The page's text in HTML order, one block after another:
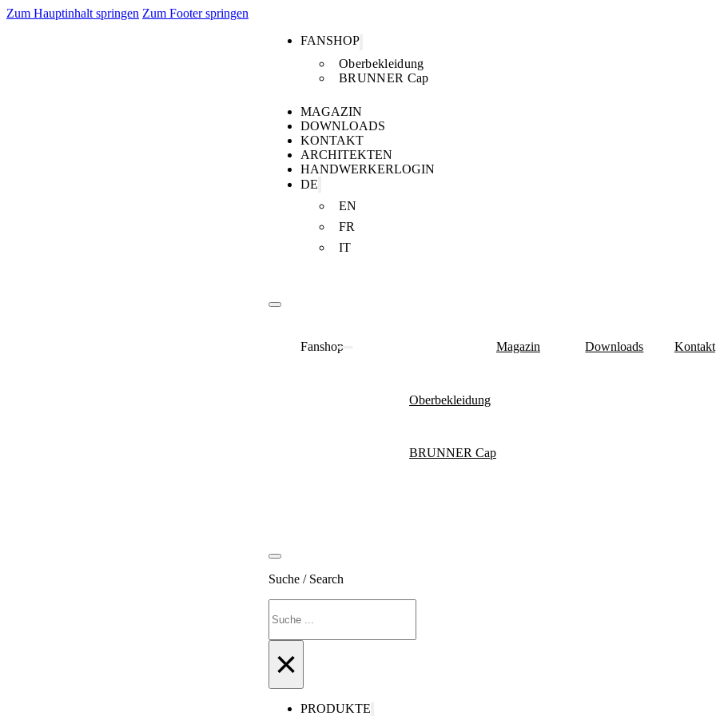
Zum Hauptinhalt springen Zum Footer springen
FANSHOP
Oberbekleidung
BRUNNER Cap
MAGAZIN
DOWNLOADS
KONTAKT
ARCHITEKTEN
HANDWERKERLOGIN
DE
EN
FR
IT
Fanshop
Oberbekleidung
BRUNNER Cap
Magazin Downloads Kontakt
Suche / Search
×
PRODUKTE